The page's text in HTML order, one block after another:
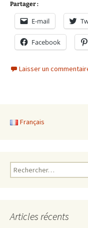
Partager :
E-mail
Facebook
Laisser un
Français
Rechercher :
Articles récents